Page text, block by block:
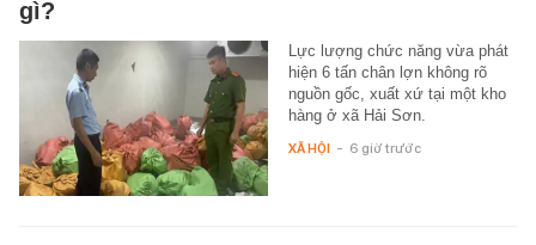
gì?
Lực lượng chức năng vừa phát
hiện 6 tấn chân lợn không rõ
nguồn gốc, xuất xứ tại một kho
hàng ở xã Hải Sơn.
XÃ HỘI - 6 giờ trước